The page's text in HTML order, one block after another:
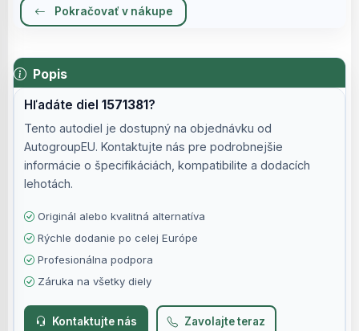
Pokračovať v nákupe
Popis
Hľadáte diel1571381?
Tento autodiel je dostupný na objednávku od
AutogroupEU. Kontaktujte nás pre podrobnejšie
informácie o špecifikáciách, kompatibilite a dodacích
lehotách.
Originál alebo kvalitná alternatíva
Rýchle dodanie po celej Európe
Profesionálna podpora
Záruka na všetky diely
Kontaktujte nás Zavolajte teraz